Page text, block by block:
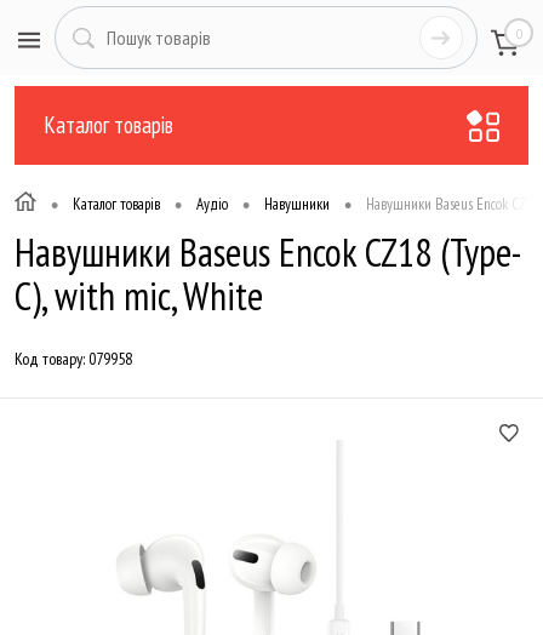
0
Каталог товарів
• Каталог товарів • Аудіо • Навушники • Навушники Baseus Encok
Навушники Baseus Encok CZ18 (Type-
C), with mic, White
Код товару:079958